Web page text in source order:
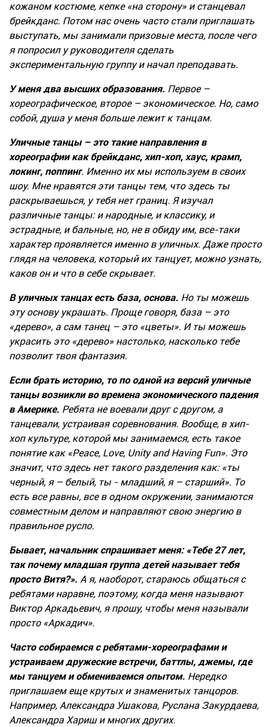
кожаном костюме, кепке «на сторону» и станцевал
брейкданс. Потом нас очень часто стали приглашать
выступать, мы занимали призовые места, после чего
я попросил у руководителя сделать
экспериментальную группу и начал преподавать.
У меня два высших образования. Первое –
хореографическое, второе – экономическое. Но, само
собой, душа у меня больше лежит к танцам.
Уличные танцы – это такие направления в
хореографии как брейкданс, хип-хоп, хаус, крамп,
локинг, поппинг. Именно их мы используем в своих
шоу. Мне нравятся эти танцы тем, что здесь ты
раскрываешься, у тебя нет границ. Я изучал
различные танцы: и народные, и классику, и
эстрадные, и бальные, но, не в обиду им, все-таки
характер проявляется именно в уличных. Даже просто
глядя на человека, который их танцует, можно узнать,
каков он и что в себе скрывает.
В уличных танцах есть база, основа. Но ты можешь
эту основу украшать. Проще говоря, база – это
«дерево», а сам танец – это «цветы». И ты можешь
украсить это «дерево» настолько, насколько тебе
позволит твоя фантазия.
Если брать историю, то по одной из версий уличные
танцы возникли во времена экономического падения
в Америке. Ребята не воевали друг с другом, а
танцевали, устраивая соревнования. Вообще, в хип-
хоп культуре, которой мы занимаемся, есть такое
понятие как «Peace, Love, Unity and Having Fun». Это
значит, что здесь нет такого разделения как: «ты
черный, я – белый, ты - младший, я – старший». То
есть все равны, все в одном окружении, занимаются
совместным делом и направляют свою энергию в
правильное русло.
Бывает, начальник спрашивает меня: «Тебе 27 лет,
так почему младшая группа детей называет тебя
просто Витя?». А я, наоборот, стараюсь общаться с
ребятами наравне, поэтому, когда меня называют
Виктор Аркадьевич, я прошу, чтобы меня называли
просто «Аркадич».
Часто собираемся с ребятами-хореографами и
устраиваем дружеские встречи, баттлы, джемы, где
мы танцуем и обмениваемся опытом. Нередко
приглашаем еще крутых и знаменитых танцоров.
Например, Александра Ушакова, Руслана Закурдаева,
Александра Хариш и многих других.